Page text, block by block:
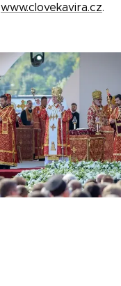
www.clovekavira.cz.